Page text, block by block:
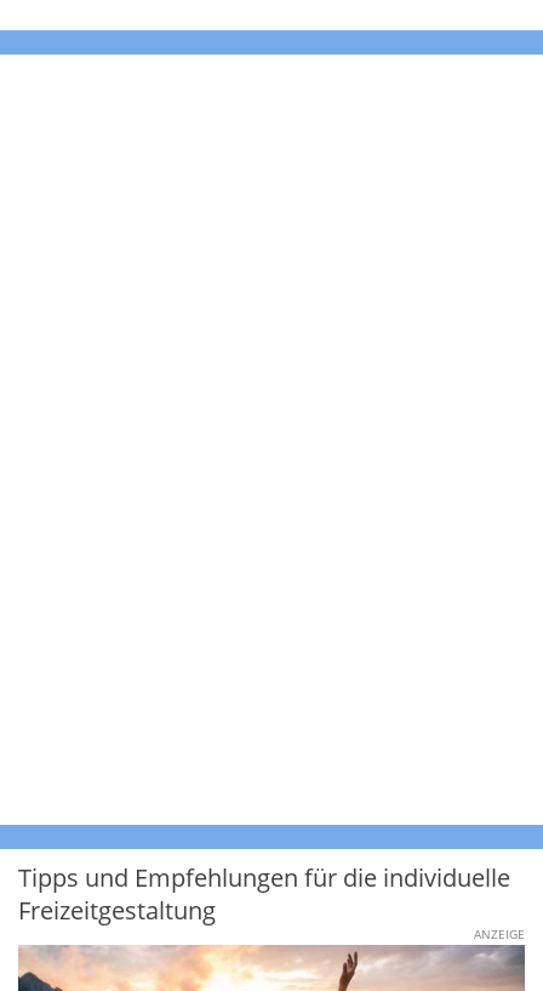
Tipps und Empfehlungen für die individuelle
Freizeitgestaltung
ANZEIGE